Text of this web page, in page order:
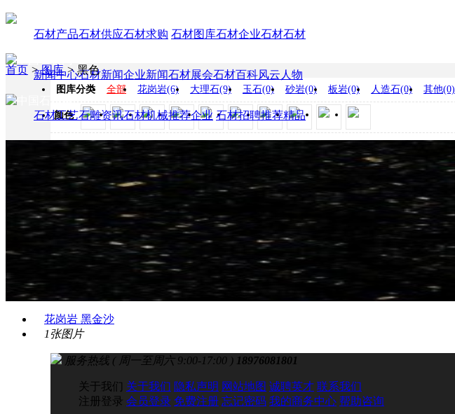
石材产品石材供应石材求购 石材图库石材企业石材石材
新闻中心石材新闻企业新闻石材展会石材百科风云人物
石材工艺石雕资讯石材机械推荐企业 石材招聘推荐精品
首页 > 图库 > 黑色
图库分类 全部 花岗岩(6) 大理石(9) 玉石(0) 砂岩(0) 板岩(0) 人造石(0) 其他(0)
颜色
花岗岩 黑金沙
1张图片
服务热线 ( 周一至周六 9:00-17:00 ) 18976081801
关于我们 关于我们 隐私声明 网站地图 诚聘英才 联系我们
注册登录 会员登录 免费注册 忘记密码 我的商务中心 帮助咨询